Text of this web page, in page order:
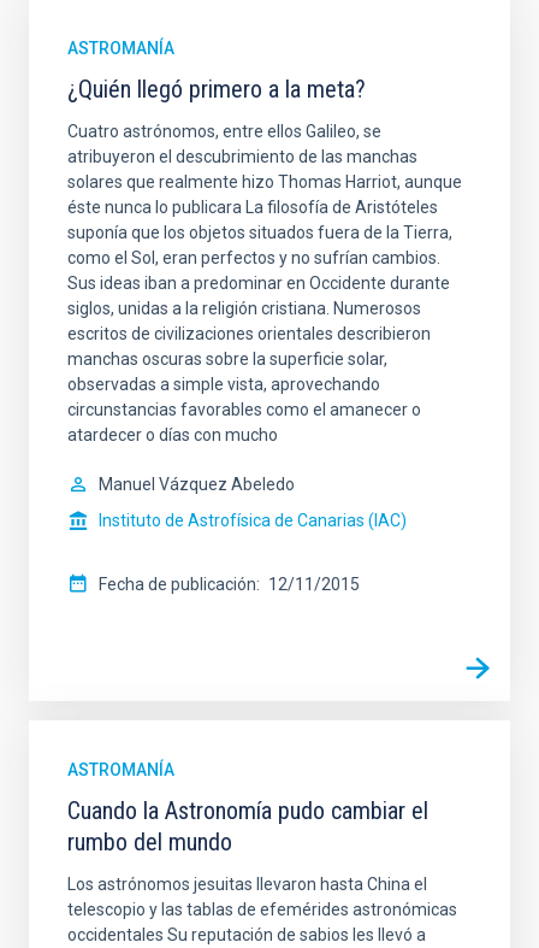
ASTROMANÍA
¿Quién llegó primero a la meta?
Cuatro astrónomos, entre ellos Galileo, se
atribuyeron el descubrimiento de las manchas
solares que realmente hizo Thomas Harriot, aunque
éste nunca lo publicara La filosofía de Aristóteles
suponía que los objetos situados fuera de la Tierra,
como el Sol, eran perfectos y no sufrían cambios.
Sus ideas iban a predominar en Occidente durante
siglos, unidas a la religión cristiana. Numerosos
escritos de civilizaciones orientales describieron
manchas oscuras sobre la superficie solar,
observadas a simple vista, aprovechando
circunstancias favorables como el amanecer o
atardecer o días con mucho
Manuel Vázquez Abeledo
Instituto de Astrofísica de Canarias (IAC)
Fecha de publicación 12/11/2015
ASTROMANÍA
Cuando la Astronomía pudo cambiar el
rumbo del mundo
Los astrónomos jesuitas llevaron hasta China el
telescopio y las tablas de efemérides astronómicas
occidentales Su reputación de sabios les llevó a